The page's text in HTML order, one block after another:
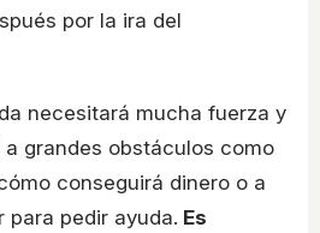
por la ira del
necesitará mucha fuerza y
grandes obstáculos como
conseguirá dinero o a
para pedir ayuda. Es